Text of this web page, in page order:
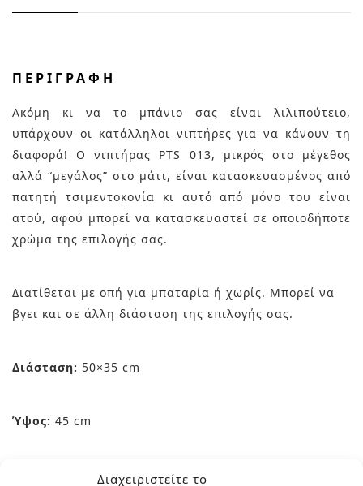
Διαχειριστείτε το
ΠΕΡΙΓΡΑΦΉ
Ακόμη κι να το μπάνιο σας είναι λιλιπούτειο,
υπάρχουν οι κατάλληλοι νιπτήρες για να κάνουν τη
διαφορά! Ο νιπτήρας PTS 013, μικρός στο μέγεθος
αλλά “μεγάλος” στο μάτι, είναι κατασκευασμένος από
πατητή τσιμεντοκονία κι αυτό από μόνο του είναι
ατού, αφού μπορεί να κατασκευαστεί σε οποιοδήποτε
χρώμα της επιλογής σας.
Διατίθεται με οπή για μπαταρία ή χωρίς. Μπορεί να
βγει και σε άλλη διάσταση της επιλογής σας.
Διάσταση: 50×35 cm
Ύψος: 45 cm
Επικοινωνήστε μαζί μας στα τηλέφωνα 210-9934544